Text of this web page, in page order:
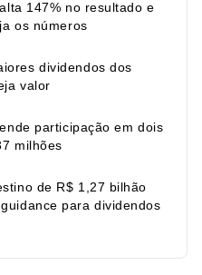
147% no resultado e
os números
dividendos dos
valor
participação em dois
milhões
de R$ 1,27 bilhão
para dividendos